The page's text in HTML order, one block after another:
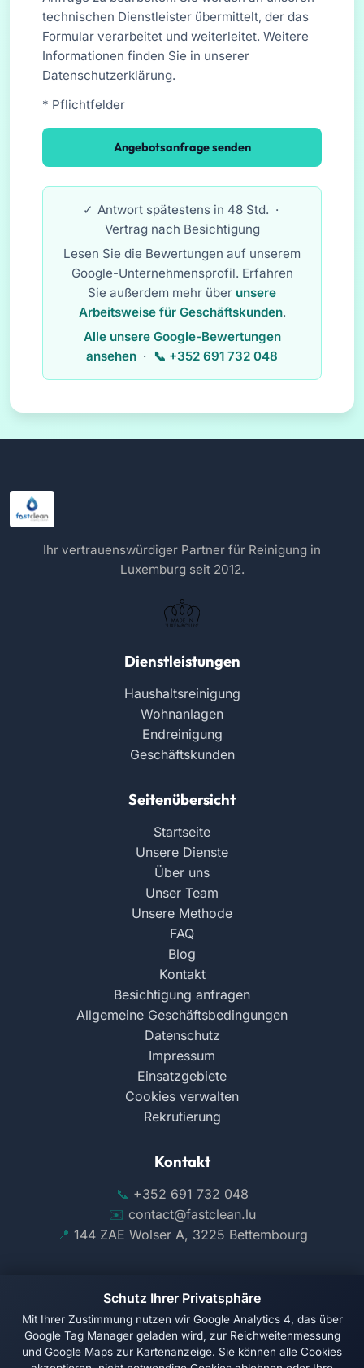
technischen Dienstleister übermittelt, der das
Formular verarbeitet und weiterleitet. Weitere
Informationen finden Sie in unserer
Datenschutzerklärung.
* Pflichtfelder
Angebotsanfrage senden
Antwort spätestens in 48 Std. ·
Vertrag nach Besichtigung
Lesen Sie die Bewertungen auf unserem
Google-Unternehmensprofil. Erfahren
Sie außerdem mehr über unsere
Arbeitsweise für Geschäftskunden.
Alle unsere Google-Bewertungen
ansehen · +352 691 732 048
Ihr vertrauenswürdiger Partner für Reinigung in
Luxemburg seit 2012.
Dienstleistungen
Haushaltsreinigung
Wohnanlagen
Endreinigung
Geschäftskunden
Seitenübersicht
Startseite
Unsere Dienste
Über uns
Unser Team
Unsere Methode
FAQ
Blog
Kontakt
Besichtigung anfragen
Allgemeine Geschäftsbedingungen
Datenschutz
Impressum
Einsatzgebiete
Cookies verwalten
Rekrutierung
Kontakt
+352 691 732 048
contact@fastclean.lu
144 ZAE Wolser A, 3225 Bettembourg
Folgen Sie uns auf Facebook
Schutz Ihrer Privatsphäre
Mit Ihrer Zustimmung nutzen wir Google Analytics 4, das über
Google Tag Manager geladen wird, zur Reichweitenmessung
und Google Maps zur Kartenanzeige. Sie können alle Cookies